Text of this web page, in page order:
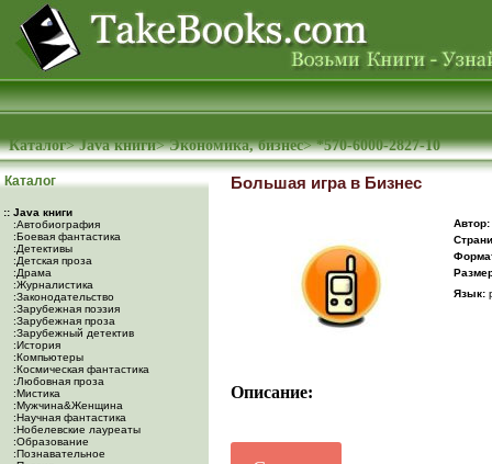
Каталог>Java книги>Экономика, бизнес>*570-6000-2827-10
Каталог
:: Java книги
:Автобиография
:Боевая фантастика
:Детективы
:Детская проза
:Драма
:Журналистика
:Законодательство
:Зарубежная поэзия
:Зарубежная проза
:Зарубежный детектив
:История
:Компьютеры
:Космическая фантастика
:Любовная проза
:Мистика
:Мужчина&Женщина
:Научная фантастика
:Нобелевские лауреаты
:Образование
:Познавательное
Большая игра в Бизнес
Автор:
Язык:
Описание: